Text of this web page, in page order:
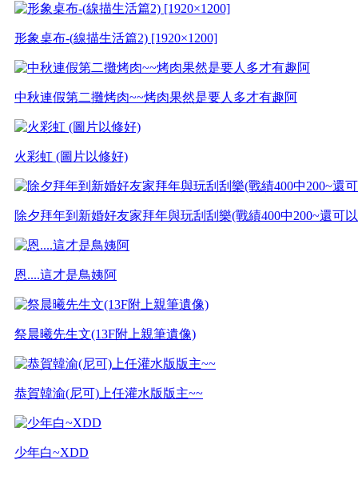
形象桌布-(線描生活篇2) [1920×1200]
中秋連假第二攤烤肉~~烤肉果然是要人多才有趣阿
火彩虹 (圖片以修好)
除夕拜年到新婚好友家拜年與玩刮刮樂(戰績400中200~還可
恩....這才是鳥姨阿
祭晨曦先生文(13F附上親筆遺像)
恭賀韓渝(尼可)上任灌水版版主~~
少年白~XDD